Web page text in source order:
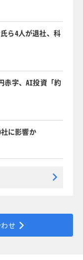
ら4人が退社、科
赤字、AI投資「約
に影響か
せ